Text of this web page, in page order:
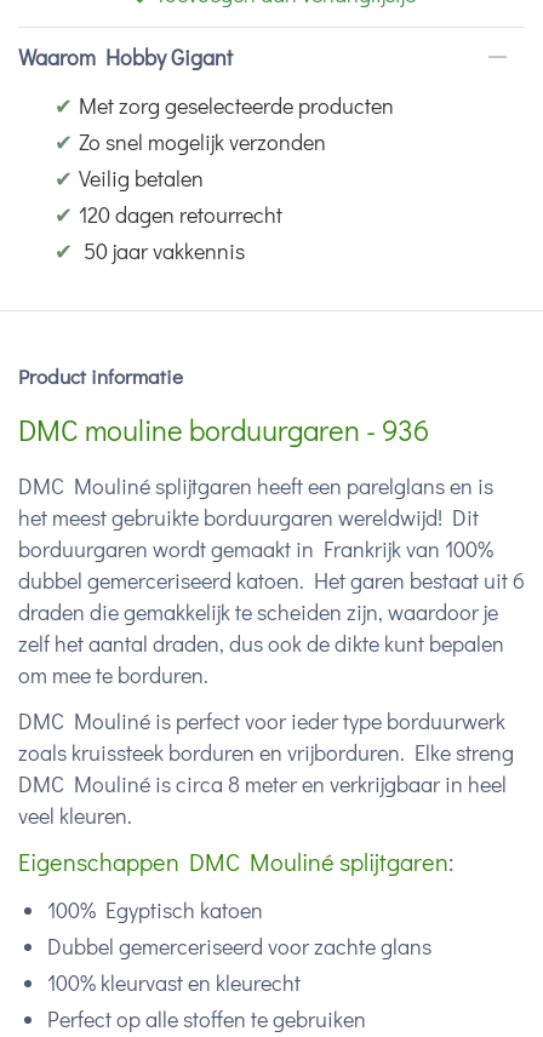
Waarom Hobby Gigant
✔ Met zorg geselecteerde producten
✔ Zo snel mogelijk verzonden
✔ Veilig betalen
✔ 120 dagen retourrecht
✔ 50 jaar vakkennis
Product informatie
DMC mouline borduurgaren - 936
DMC Mouliné splijtgaren heeft een parelglans en is
het meest gebruikte borduurgaren wereldwijd! Dit
borduurgaren wordt gemaakt in Frankrijk van 100%
dubbel gemerceriseerd katoen. Het garen bestaat uit 6
draden die gemakkelijk te scheiden zijn, waardoor je
zelf het aantal draden, dus ook de dikte kunt bepalen
om mee te borduren.
DMC Mouliné is perfect voor ieder type borduurwerk
zoals kruissteek borduren en vrijborduren. Elke streng
DMC Mouliné is circa 8 meter en verkrijgbaar in heel
veel kleuren.
Eigenschappen DMC Mouliné splijtgaren:
100% Egyptisch katoen
Dubbel gemerceriseerd voor zachte glans
100% kleurvast en kleurecht
Perfect op alle stoffen te gebruiken